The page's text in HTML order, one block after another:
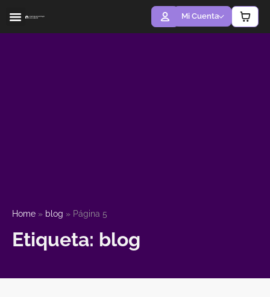
contenido
Mi Cuenta
Home » blog » Página 5
Etiqueta: blog